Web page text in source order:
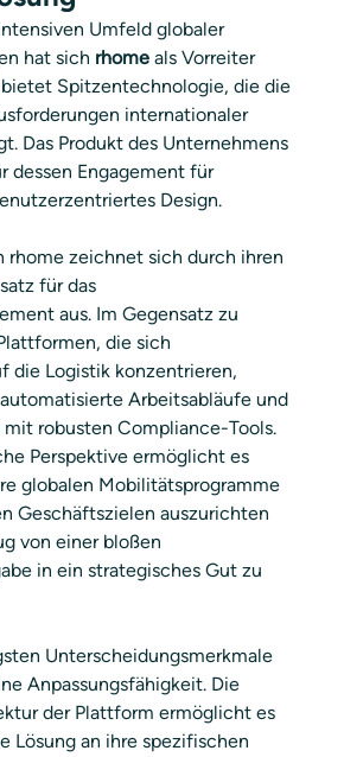
Umfeld globaler
hat sich rhome als Vorreiter
Spitzentechnologie, die die
internationaler
Das Produkt des Unternehmens
dessen Engagement für
Design.
rhome zeichnet sich durch ihren
für das
aus. Im Gegensatz zu
die sich
die Logistik konzentrieren,
Arbeitsabläufe und
robusten Compliance-Tools.
Perspektive ermöglicht es
globalen Mobilitätsprogramme
Geschäftszielen auszurichten
von einer bloßen
in ein strategisches Gut zu
Unterscheidungsmerkmale
Anpassungsfähigkeit. Die
der Plattform ermöglicht es
Lösung an ihre spezifischen